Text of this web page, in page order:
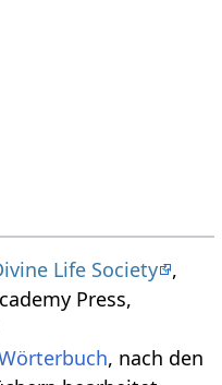
Life Society ,
Press,
, nach den